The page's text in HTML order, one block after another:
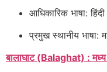
आधिकारिक भाषा: हिंदी
प्रमुख स्थानीय भाषा:
बालाघाट (Balaghat) : मध्य